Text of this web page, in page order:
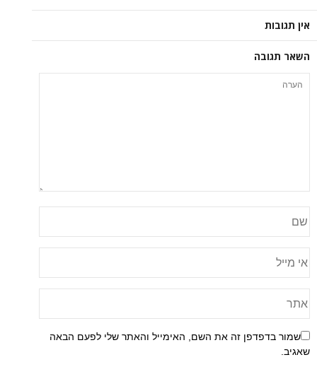
אין תגובות
השאר תגובה
שמור בדפדפן זה את השם, האימייל והאתר שלי לפעם הבאה
שאגיב.